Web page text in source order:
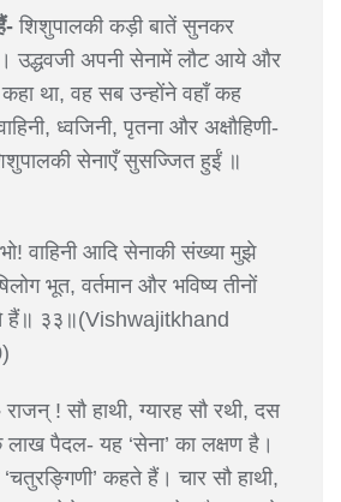
शिशुपालकी कड़ी बातें सुनकर
उद्धवजी अपनी सेनामें लौट आये और
था, वह सब उन्होंने वहाँ कह
ध्वजिनी, पृतना और अक्षौहिणी-
सेनाएँ सुसज्जित हुईं ॥
वाहिनी आदि सेनाकी संख्या मुझे
भूत, वर्तमान और भविष्य तीनों
हैं॥ ३३॥(Vishwajitkhand
राजन् ! सौ हाथी, ग्यारह सौ रथी, दस
पैदल- यह ‘सेना’ का लक्षण है।
कहते हैं। चार सौ हाथी,